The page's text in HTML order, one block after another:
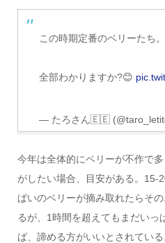
この時期定番のベリーたち。
全部わかりますか?😊
— たろさん🇪🇪
今年は全体的にベリーが不作で
がしたい場合、目安がある。15-
ぱいのベリーが摘み取れたらそ
るが、1時間を超えてもまだいっ
ば、諦める方がいいとされている